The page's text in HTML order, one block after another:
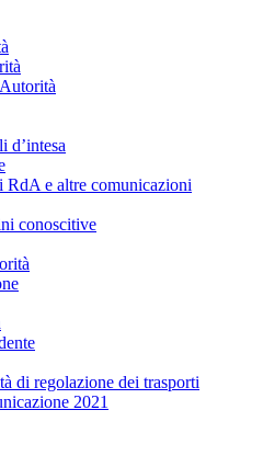
d’intesa
RdA e altre comunicazioni
conoscitive
di regolazione dei trasporti
2021